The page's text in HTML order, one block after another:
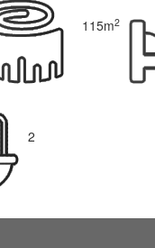
115m2
2